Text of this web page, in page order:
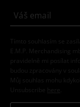
Tímto souhlasím se
E.M.P. Merchandising
pravidelně mi posílat
budou zpracovány v
Můj souhlas mohu
Unsubscribe here